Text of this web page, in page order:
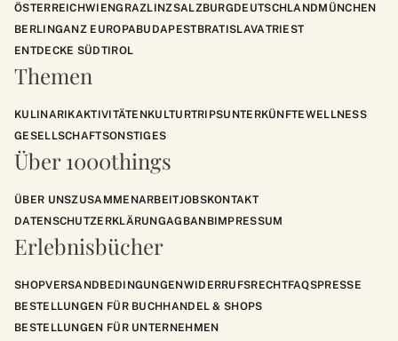
ÖSTERREICHWIENGRAZLINZSALZBURGDEUTSCHLANDMÜNCHEN
BERLINGANZ EUROPABUDAPESTBRATISLAVATRIEST
ENTDECKE SÜDTIROL
Themen
KULINARIKAKTIVITÄTENKULTURTRIPSUNTERKÜNFTEWELLNESS
GESELLSCHAFTSONSTIGES
Über 1000things
ÜBER UNSZUSAMMENARBEITJOBSKONTAKT
DATENSCHUTZERKLÄRUNGAGBANBIMPRESSUM
Erlebnisbücher
SHOPVERSANDBEDINGUNGENWIDERRUFSRECHTFAQSPRESSE
BESTELLUNGEN FÜR BUCHHANDEL & SHOPS
BESTELLUNGEN FÜR UNTERNEHMEN